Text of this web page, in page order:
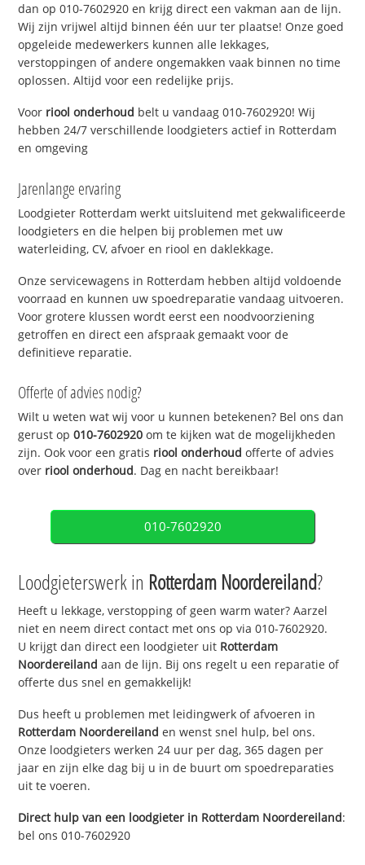
dan op 010-7602920 en krijg direct een vakman aan de lijn.
Wij zijn vrijwel altijd binnen één uur ter plaatse! Onze goed
opgeleide medewerkers kunnen alle lekkages,
verstoppingen of andere ongemakken vaak binnen no time
oplossen. Altijd voor een redelijke prijs.
Voor riool onderhoud belt u vandaag 010-7602920! Wij
hebben 24/7 verschillende loodgieters actief in Rotterdam
en omgeving
Jarenlange ervaring
Loodgieter Rotterdam werkt uitsluitend met gekwalificeerde
loodgieters en die helpen bij problemen met uw
waterleiding, CV, afvoer en riool en daklekkage.
Onze servicewagens in Rotterdam hebben altijd voldoende
voorraad en kunnen uw spoedreparatie vandaag uitvoeren.
Voor grotere klussen wordt eerst een noodvoorziening
getroffen en direct een afspraak gemaakt voor de
definitieve reparatie.
Offerte of advies nodig?
Wilt u weten wat wij voor u kunnen betekenen? Bel ons dan
gerust op010-7602920 om te kijken wat de mogelijkheden
zijn. Ook voor een gratis riool onderhoud offerte of advies
over riool onderhoud. Dag en nacht bereikbaar!
010-7602920
Loodgieterswerk in Rotterdam Noordereiland?
Heeft u lekkage, verstopping of geen warm water? Aarzel
niet en neem direct contact met ons op via 010-7602920.
U krijgt dan direct een loodgieter uit Rotterdam
Noordereiland aan de lijn. Bij ons regelt u een reparatie of
offerte dus snel en gemakkelijk!
Dus heeft u problemen met leidingwerk of afvoeren in
Rotterdam Noordereiland en wenst snel hulp, bel ons.
Onze loodgieters werken 24 uur per dag, 365 dagen per
jaar en zijn elke dag bij u in de buurt om spoedreparaties
uit te voeren.
Direct hulp van een loodgieter in Rotterdam Noordereiland:
bel ons 010-7602920